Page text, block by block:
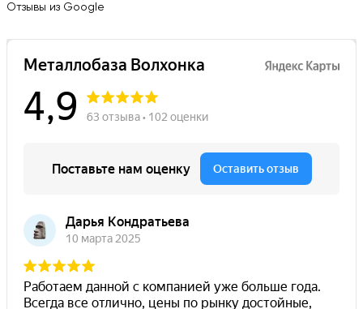
Отзывы из Google